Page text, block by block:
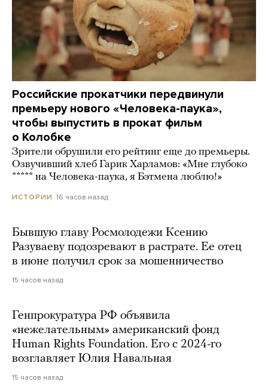
Российские прокатчики передвинули
премьеру нового «Человека-паука»,
чтобы выпустить в прокат фильм
о Колобке
Зрители обрушили его рейтинг еще до премьеры.
Озвучивший хлеб Гарик Харламов: «Мне глубоко
***** на Человека-паука, я Бэтмена люблю!»
ИСТОРИИ 16 часов назад
Бывшую главу Росмолодежи Ксению
Разуваеву подозревают в растрате. Ее отец
в июне получил срок за мошенничество
15 часов назад
Генпрокуратура РФ объявила
«нежелательным» американский фонд
Human Rights Foundation. Его с 2024-го
возглавляет Юлия Навальная
15 часов назад